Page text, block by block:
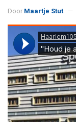
Door Maartje Stut
Haarlem105 ·"Houd je aan